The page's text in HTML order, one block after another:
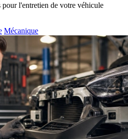
pour l'entretien de votre véhicule
Mécanique